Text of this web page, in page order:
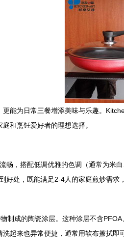
能为日常三餐增添美味与乐趣。
和烹饪爱好者的理想选择。
畅，搭配低调优雅的色调（通常为米
好处，既能满足2-4人的家庭煎炒需求
制成的陶瓷涂层。这种涂层不含
起来也异常便捷，通常用软布擦拭即